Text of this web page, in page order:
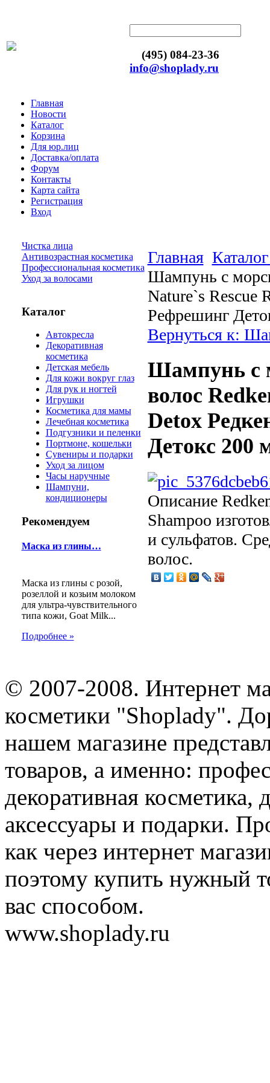
(495) 084-23-36
info@shoplady.ru
Главная
Новости
Каталог
Корзина
Для юр.лиц
Доставка/оплата
Форум
Контакты
Карта сайта
Регистрация
Вход
Чистка лица
Антивозрастная косметика
Профессиональная косметика
Уход за волосами
Каталог
Автокресла
Декоративная
косметика
Детская мебель
Для кожи вокруг глаз
Для рук и ногтей
Игрушки
Косметика для мамы
Лечебная косметика
Подгузники и пеленки
Портмоне, кошельки
Сувениры и подарки
Уход за лицом
Часы наручные
Шампуни,
кондиционеры
Рекомендуем
Маска из глины…
Маска из глины с розой,
розеллой и козьим молоком
для ультра-чувствительного
типа кожи, Goat Milk...
Подробнее »
Главная
Шампунь с
Nature`s Rescue
Рефрешинг
Вернуться к:
Шампунь с
волос
Detox
Детокс 200
Описание
Shampoo
и сульфатов.
волос.
© 2007-2008. Интернет
косметики "Shoplady".
нашем магазине
товаров, а именно:
декоративная косметика,
аксессуары и подарки.
как через интернет
поэтому купить нужный
вас способом.
www.shoplady.ru